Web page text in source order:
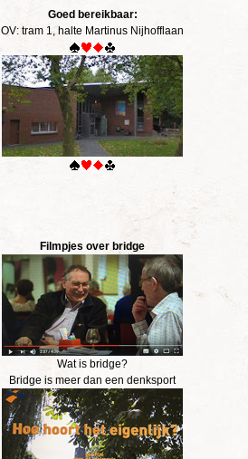
Goed bereikbaar:
OV: tram 1, halte Martinus Nijhofflaan
Filmpjes over bridge
Wat is bridge?
Bridge is meer dan een denksport